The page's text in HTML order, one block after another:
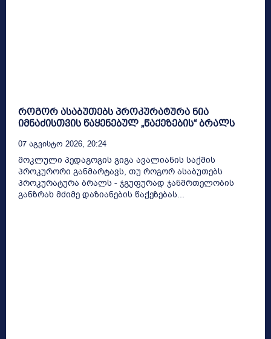
როგორ ასაბუთებს პროკურატურა ნია
იმნაძისთვის წაყენებულ „წაქეზების“ ბრალს
07 Აგვისტო 2026, 20:24
მოკლული პედაგოგის გიგა ავალიანის საქმის
პროკურორი განმარტავს, თუ როგორ ასაბუთებს
პროკურატურა ბრალს - ჯგუფურად ჯანმრთელობის
განზრახ მძიმე დაზიანების წაქეზებას...